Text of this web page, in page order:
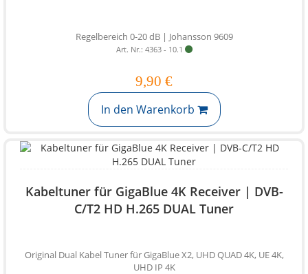
Regelbereich 0-20 dB | Johansson 9609
Art. Nr.: 4363 - 10.1
9,90 €
In den Warenkorb
Kabeltuner für GigaBlue 4K Receiver | DVB-
C/T2 HD H.265 DUAL Tuner
Original Dual Kabel Tuner für GigaBlue X2, UHD QUAD 4K, UE 4K,
UHD IP 4K